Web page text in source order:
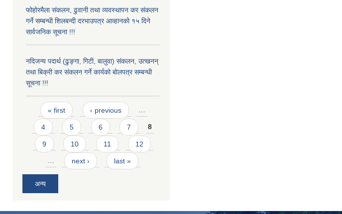
फोहोरमैला संकलन, ढुवानी तथा व्यवस्थापन कर संकलन
गर्ने सम्बन्धी शिलबन्दी दरभाउपत्र आव्हानको १५ दिने
सार्वजनिक सूचना !!!
नदिजन्य पदार्थ (ढुङ्गा, गिटी, बालुवा) संकलन, उत्खनन्
तथा बिक्री कर संकलन गर्ने कार्यको बोलपत्र सम्बन्धी
सूचना !!!
Pages
« first ‹ previous …
4 5 6 7 8
9 10 11 12
… next › last »
अन्य